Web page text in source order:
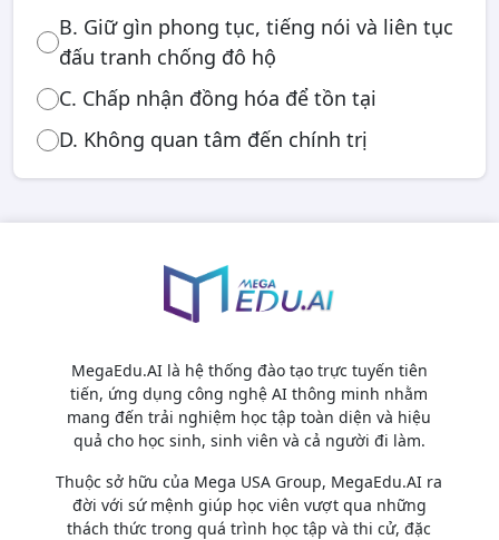
B. Giữ gìn phong tục, tiếng nói và liên tục
đấu tranh chống đô hộ
C. Chấp nhận đồng hóa để tồn tại
D. Không quan tâm đến chính trị
MegaEdu.AI là hệ thống đào tạo trực tuyến tiên
tiến, ứng dụng công nghệ AI thông minh nhằm
mang đến trải nghiệm học tập toàn diện và hiệu
quả cho học sinh, sinh viên và cả người đi làm.
Thuộc sở hữu của Mega USA Group, MegaEdu.AI ra
đời với sứ mệnh giúp học viên vượt qua những
thách thức trong quá trình học tập và thi cử, đặc